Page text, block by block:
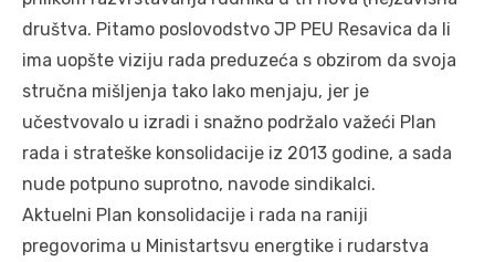
društva. Pitamo poslovodstvo JP PEU Resavica da li
ima uopšte viziju rada preduzeća s obzirom da svoja
stručna mišljenja tako lako menjaju, jer je
učestvovalo u izradi i snažno podržalo važeći Plan
rada i strateške konsolidacije iz 2013 godine, a sada
nude potpuno suprotno, navode sindikalci.
Aktuelni Plan konsolidacije i rada na raniji
pregovorima u Ministartsvu energtike i rudarstva